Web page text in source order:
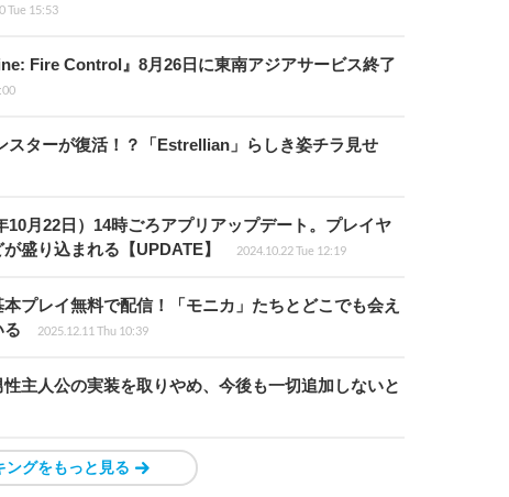
Tue 15:53
Fire Control』8月26日に東南アジアサービス終了
スターが復活！？「Estrellian」らしき姿チラ見せ
月22日）14時ごろアプリアップデート。プレイヤ
盛り込まれる【UPDATE】
2024.10.22 Tue 12:19
プレイ無料で配信！「モニカ」たちとどこでも会え
2025.12.11 Thu 10:39
主人公の実装を取りやめ、今後も一切追加しないと
ングをもっと見る